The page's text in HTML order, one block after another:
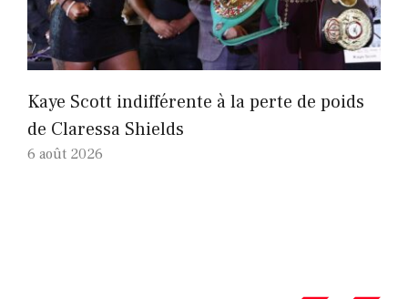
Kaye Scott indifférente à la perte de poids
de Claressa Shields
6 août 2026